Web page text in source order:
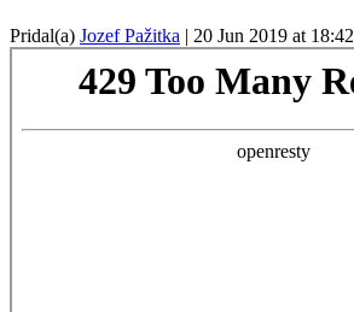
Pridal(a) Jozef Pažitka | 20 Jun 2019 at 18:42